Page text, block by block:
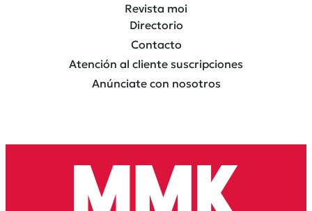
Revista moi
Directorio
Contacto
Atención al cliente suscripciones
Anúnciate con nosotros